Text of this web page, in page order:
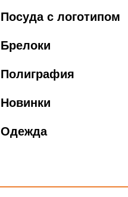
Посуда с логотипом
Брелоки
Полиграфия
Новинки
Одежда